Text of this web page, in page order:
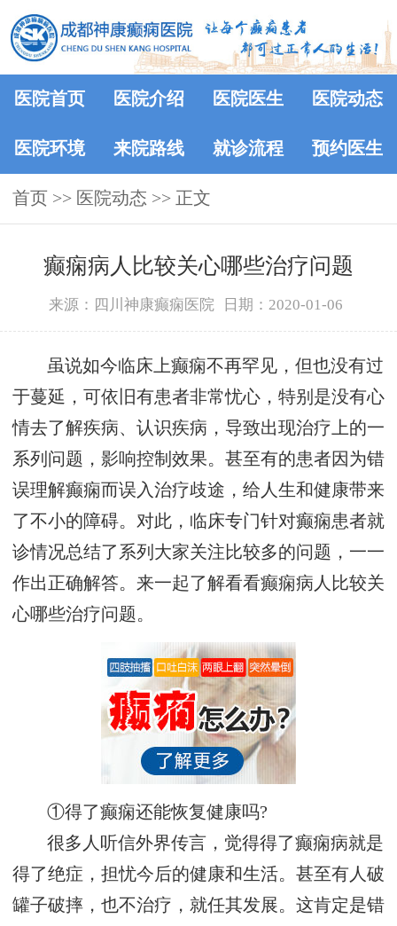
医院首页 医院介绍 医院医生 医院动态
医院环境 来院路线 就诊流程 预约医生
首页 >> 医院动态 >> 正文
癫痫病人比较关心哪些治疗问题
来源：四川神康癫痫医院 日期：2020-01-06
虽说如今临床上癫痫不再罕见，但也没有过
于蔓延，可依旧有患者非常忧心，特别是没有心
情去了解疾病、认识疾病，导致出现治疗上的一
系列问题，影响控制效果。甚至有的患者因为错
误理解癫痫而误入治疗歧途，给人生和健康带来
了不小的障碍。对此，临床专门针对癫痫患者就
诊情况总结了系列大家关注比较多的问题，一一
作出正确解答。来一起了解看看癫痫病人比较关
心哪些治疗问题。
①得了癫痫还能恢复健康吗?
很多人听信外界传言，觉得得了癫痫病就是
得了绝症，担忧今后的健康和生活。甚至有人破
罐子破摔，也不治疗，就任其发展。这肯定是错